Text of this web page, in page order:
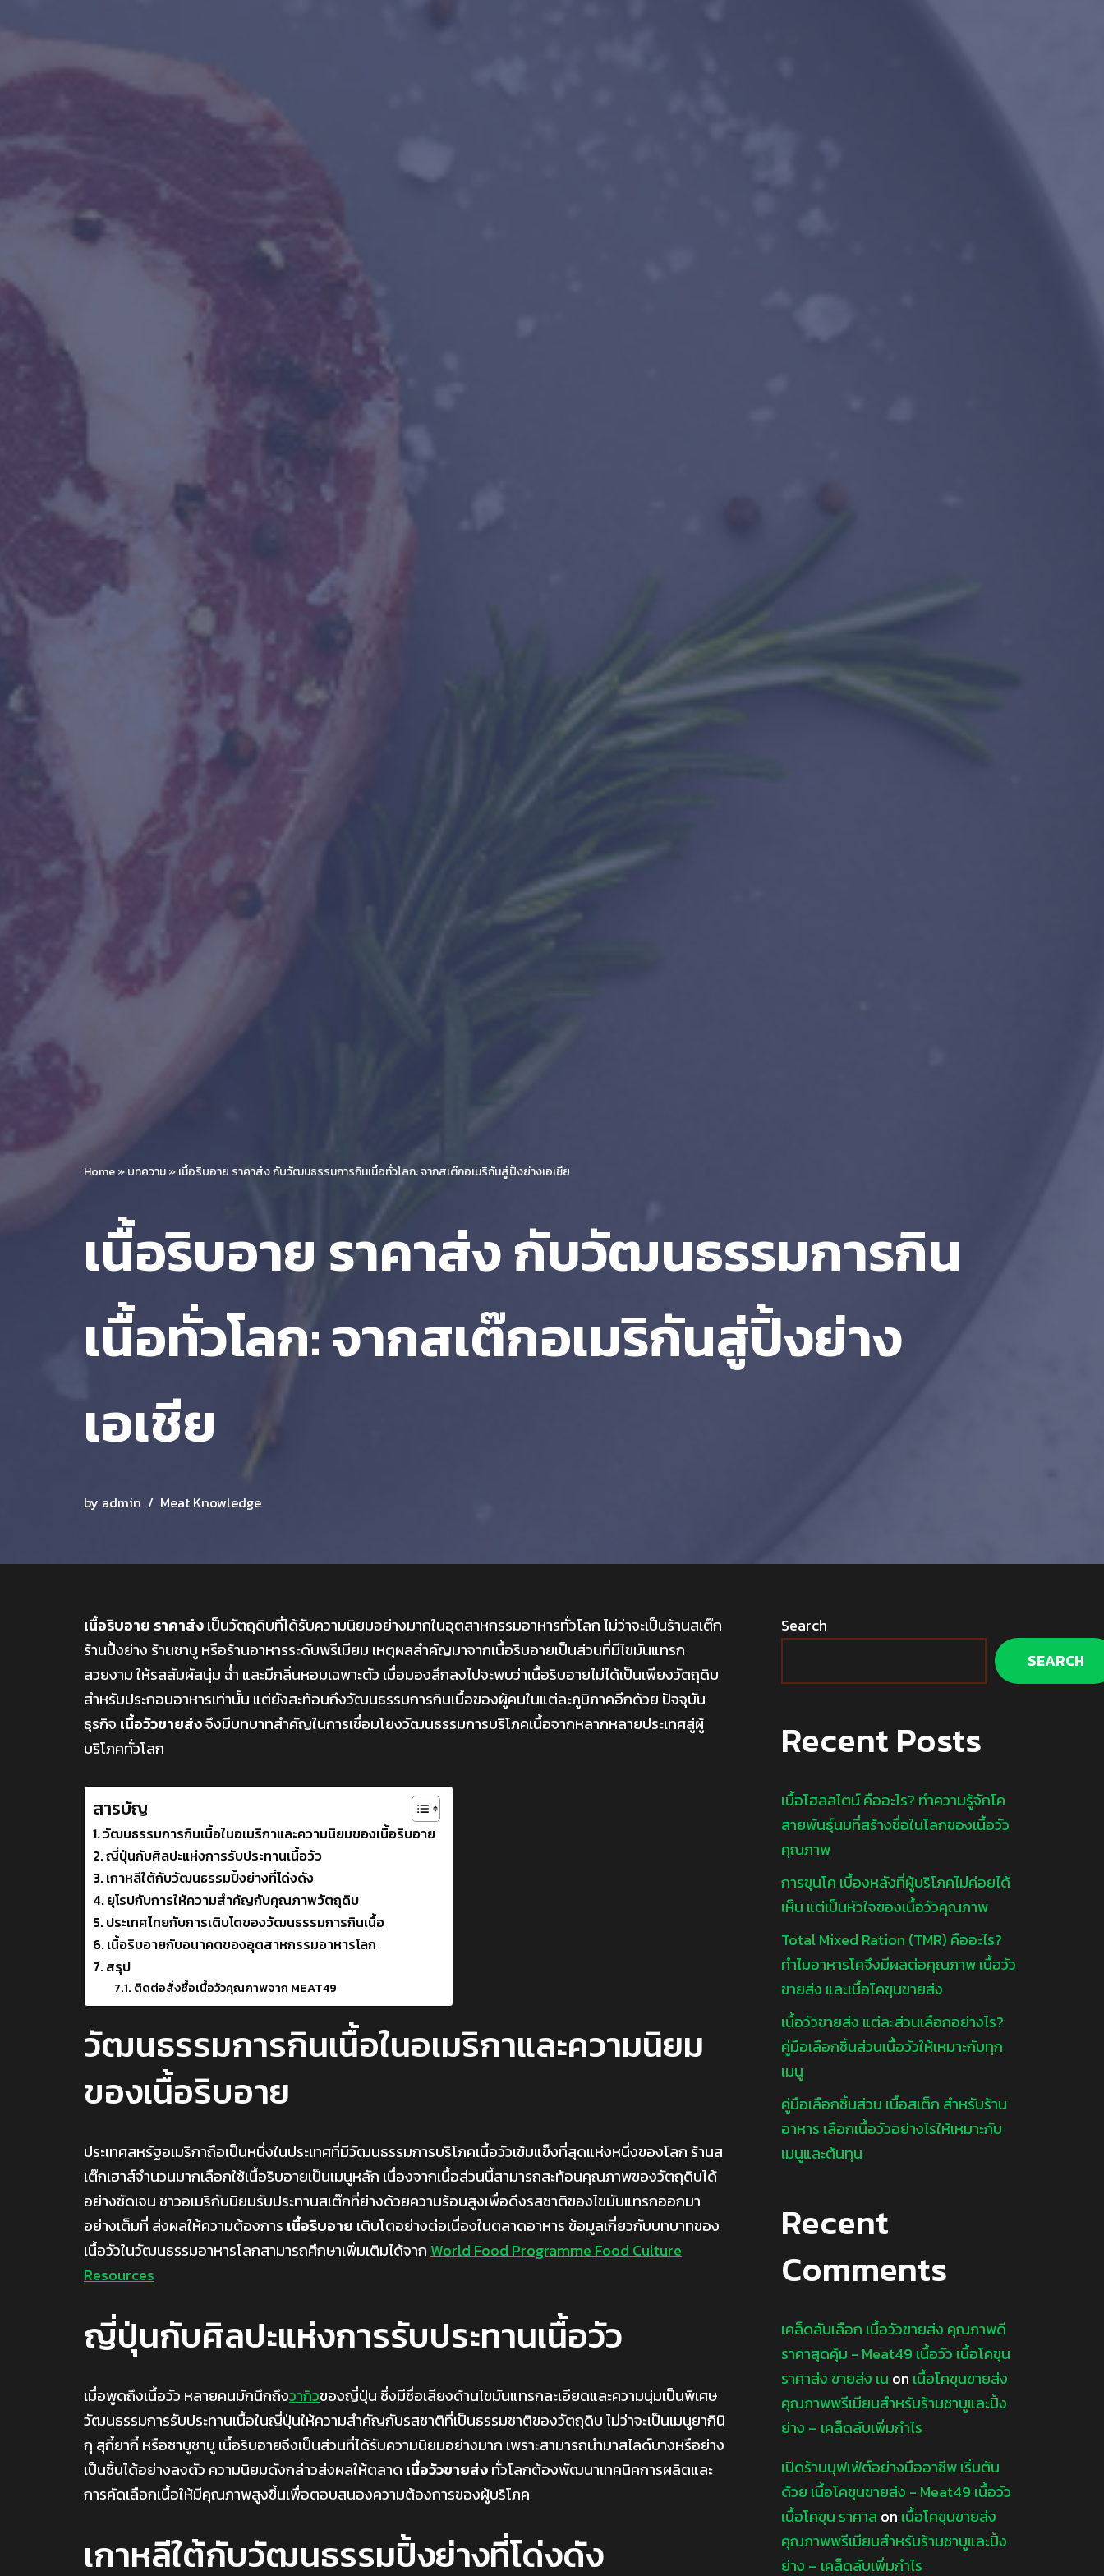
Home»บทความ»เนื้อริบอาย ราคาส่ง กับวัฒนธรรมการกินเนื้อทั่วโลก: จากสเต๊กอเมริกันสู่ปิ้งย่างเอเชีย
เนื้อริบอาย ราคาส่ง กับวัฒนธรรมการกิน
เนื้อทั่วโลก: จากสเต๊กอเมริกันสู่ปิ้งย่าง
เอเชีย
by admin Meat Knowledge
เนื้อริบอาย ราคาส่งเป็นวัตถุดิบที่ได้รับความนิยมอย่างมากในอุตสาหกรรมอาหารทั่วโลก ไม่ว่าจะเป็นร้านสเต๊ก
ร้านปิ้งย่าง ร้านชาบู หรือร้านอาหารระดับพรีเมียม เหตุผลสำคัญมาจากเนื้อริบอายเป็นส่วนที่มีไขมันแทรก
สวยงาม ให้รสสัมผัสนุ่ม ฉ่ำ และมีกลิ่นหอมเฉพาะตัว เมื่อมองลึกลงไปจะพบว่าเนื้อริบอายไม่ได้เป็นเพียงวัตถุดิบ
สำหรับประกอบอาหารเท่านั้น แต่ยังสะท้อนถึงวัฒนธรรมการกินเนื้อของผู้คนในแต่ละภูมิภาคอีกด้วย ปัจจุบัน
ธุรกิจ เนื้อวัวขายส่งจึงมีบทบาทสำคัญในการเชื่อมโยงวัฒนธรรมการบริโภคเนื้อจากหลากหลายประเทศสู่ผู้
บริโภคทั่วโลก
สารบัญ
วัฒนธรรมการกินเนื้อในอเมริกาและความนิยมของเนื้อริบอาย
ญี่ปุ่นกับศิลปะแห่งการรับประทานเนื้อวัว
เกาหลีใต้กับวัฒนธรรมปิ้งย่างที่โด่งดัง
ยุโรปกับการให้ความสำคัญกับคุณภาพวัตถุดิบ
ประเทศไทยกับการเติบโตของวัฒนธรรมการกินเนื้อ
เนื้อริบอายกับอนาคตของอุตสาหกรรมอาหารโลก
สรุป
ติดต่อสั่งซื้อเนื้อวัวคุณภาพจาก MEAT49
วัฒนธรรมการกินเนื้อในอเมริกาและความนิยม
ของเนื้อริบอาย
ประเทศสหรัฐอเมริกาถือเป็นหนึ่งในประเทศที่มีวัฒนธรรมการบริโภคเนื้อวัวเข้มแข็งที่สุดแห่งหนึ่งของโลก ร้านส
เต๊กเฮาส์จำนวนมากเลือกใช้เนื้อริบอายเป็นเมนูหลัก เนื่องจากเนื้อส่วนนี้สามารถสะท้อนคุณภาพของวัตถุดิบได้
อย่างชัดเจน ชาวอเมริกันนิยมรับประทานสเต๊กที่ย่างด้วยความร้อนสูงเพื่อดึงรสชาติของไขมันแทรกออกมา
อย่างเต็มที่ ส่งผลให้ความต้องการ เนื้อริบอาย เติบโตอย่างต่อเนื่องในตลาดอาหาร ข้อมูลเกี่ยวกับบทบาทของ
เนื้อวัวในวัฒนธรรมอาหารโลกสามารถศึกษาเพิ่มเติมได้จาก World Food Programme Food Culture
Resources
ญี่ปุ่นกับศิลปะแห่งการรับประทานเนื้อวัว
เมื่อพูดถึงเนื้อวัว หลายคนมักนึกถึงวากิวของญี่ปุ่น ซึ่งมีชื่อเสียงด้านไขมันแทรกละเอียดและความนุ่มเป็นพิเศษ
วัฒนธรรมการรับประทานเนื้อในญี่ปุ่นให้ความสำคัญกับรสชาติที่เป็นธรรมชาติของวัตถุดิบ ไม่ว่าจะเป็นเมนูยากินิ
กุ สุกี้ยากี้ หรือชาบูชาบู เนื้อริบอายจึงเป็นส่วนที่ได้รับความนิยมอย่างมาก เพราะสามารถนำมาสไลด์บางหรือย่าง
เป็นชิ้นได้อย่างลงตัว ความนิยมดังกล่าวส่งผลให้ตลาด เนื้อวัวขายส่งทั่วโลกต้องพัฒนาเทคนิคการผลิตและ
การคัดเลือกเนื้อให้มีคุณภาพสูงขึ้นเพื่อตอบสนองความต้องการของผู้บริโภค
เกาหลีใต้กับวัฒนธรรมปิ้งย่างที่โด่งดัง
Search
SEARCH
Recent Posts
เนื้อโฮลสไตน์ คืออะไร? ทำความรู้จักโค
สายพันธุ์นมที่สร้างชื่อในโลกของเนื้อวัว
คุณภาพ
การขุนโค เบื้องหลังที่ผู้บริโภคไม่ค่อยได้
เห็น แต่เป็นหัวใจของเนื้อวัวคุณภาพ
Total Mixed Ration (TMR) คืออะไร?
ทำไมอาหารโคจึงมีผลต่อคุณภาพ เนื้อวัว
ขายส่ง และเนื้อโคขุนขายส่ง
เนื้อวัวขายส่ง แต่ละส่วนเลือกอย่างไร?
คู่มือเลือกชิ้นส่วนเนื้อวัวให้เหมาะกับทุก
เมนู
คู่มือเลือกชิ้นส่วน เนื้อสเต็ก สำหรับร้าน
อาหาร เลือกเนื้อวัวอย่างไรให้เหมาะกับ
เมนูและต้นทุน
Recent
Comments
เคล็ดลับเลือก เนื้อวัวขายส่ง คุณภาพดี
ราคาสุดคุ้ม - Meat49 เนื้อวัว เนื้อโคขุน
ราคาส่ง ขายส่ง เน on เนื้อโคขุนขายส่ง
คุณภาพพรีเมียมสำหรับร้านชาบูและปิ้ง
ย่าง – เคล็ดลับเพิ่มกำไร
เปิดร้านบุฟเฟ่ต์อย่างมืออาชีพ เริ่มต้น
ด้วย เนื้อโคขุนขายส่ง - Meat49 เนื้อวัว
เนื้อโคขุน ราคาส on เนื้อโคขุนขายส่ง
คุณภาพพรีเมียมสำหรับร้านชาบูและปิ้ง
ย่าง – เคล็ดลับเพิ่มกำไร